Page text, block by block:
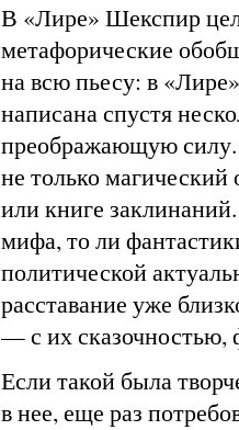
В «Лире» Шекспир
метафорические
на всю пьесу: в
написана спустя
преображающую силу.
не только
или книге
мифа, то ли
политической
расставание уже
— с их сказочностью,
Если такой была
в нее, еще раз